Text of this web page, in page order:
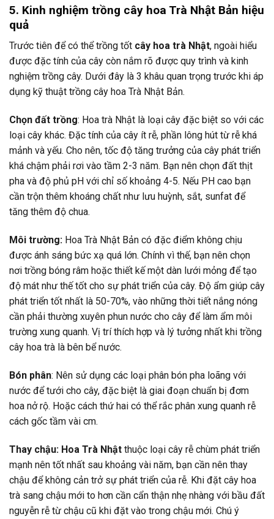
5. Kinh nghiệm trồng cây hoa Trà Nhật Bản hiệu
quả
Trước tiên để có thể trồng tốt cây hoa trà Nhật, ngoài hiểu
được đặc tính của cây còn nắm rõ được quy trình và kinh
nghiệm trồng cây. Dưới đây là 3 khâu quan trọng trước khi áp
dụng kỹ thuật trồng cây hoa Trà Nhật Bản.
Chọn đất trồng: Hoa trà Nhật là loại cây đặc biệt so với các
loại cây khác. Đặc tính của cây ít rễ, phần lông hút từ rễ khá
mảnh và yếu. Cho nên, tốc độ tăng trưởng của cây phát triển
khá chậm phải rơi vào tầm 2-3 năm. Bạn nên chọn đất thịt
pha và độ phủ pH với chỉ số khoảng 4-5. Nếu PH cao bạn
cần trộn thêm khoáng chất như lưu huỳnh, sắt, sunfat để
tăng thêm độ chua.
Môi trường: Hoa Trà Nhật Bản có đặc điểm không chịu
được ánh sáng bức xạ quá lớn. Chính vì thế, bạn nên chọn
nơi trồng bóng râm hoặc thiết kế một dàn lưới mỏng để tạo
độ mát như thế tốt cho sự phát triển của cây. Độ ẩm giúp cây
phát triển tốt nhất là 50-70%, vào những thời tiết nắng nóng
cần phải thường xuyên phun nước cho cây để làm ẩm môi
trường xung quanh. Vị trí thích hợp và lý tưởng nhất khi trồng
cây hoa trà là bên bể nước.
Bón phân: Nên sử dụng các loại phân bón pha loãng với
nước để tưới cho cây, đặc biệt là giai đoạn chuẩn bị đơm
hoa nở rộ. Hoặc cách thứ hai có thể rắc phân xung quanh rễ
cách gốc tầm vài cm.
Thay chậu: Hoa Trà Nhật thuộc loại cây rễ chùm phát triển
mạnh nên tốt nhất sau khoảng vài năm, bạn cần nên thay
chậu để không cản trở sự phát triển của rễ. Khi đặt cây hoa
trà sang chậu mới to hơn cần cẩn thận nhẹ nhàng với bầu đất
nguyễn rễ từ chậu cũ khi đặt vào trong chậu mới. Chú ý